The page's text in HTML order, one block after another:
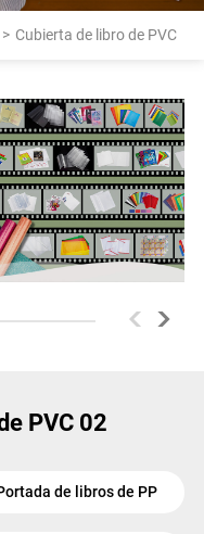
Français
Italiano
日本語
Português
Русский язык
> Cubierta de libro de PVC
>
<
PVC 02
de libros de PP